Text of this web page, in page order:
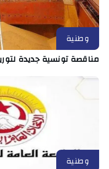
وطنية
مناقصة تونسية جديدة لتوريد 50 ألف طن من علف
وطنية